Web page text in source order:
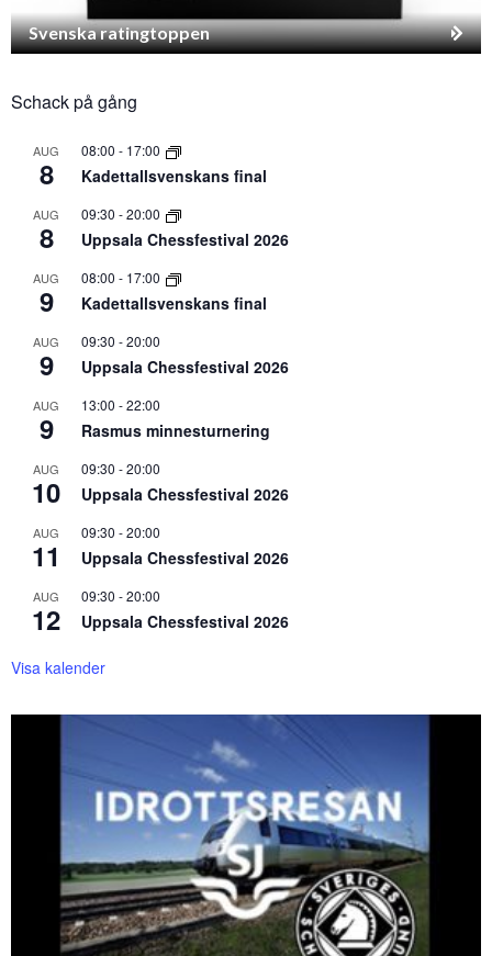
Svenska ratingtoppen
Schack på gång
AUG
8
08:00 - 17:00
Kadettallsvenskans final
AUG
8
09:30 -20:00
Uppsala Chessfestival 2026
AUG
9
08:00 - 17:00
Kadettallsvenskans final
AUG
9
09:30 -20:00
Uppsala Chessfestival 2026
AUG
9
13:00 -22:00
Rasmus minnesturnering
AUG
10
09:30 -20:00
Uppsala Chessfestival 2026
AUG
11
09:30 -20:00
Uppsala Chessfestival 2026
AUG
12
09:30 -20:00
Uppsala Chessfestival 2026
Visa kalender